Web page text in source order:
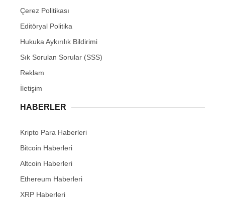
Çerez Politikası
Editöryal Politika
Hukuka Aykırılık Bildirimi
Sık Sorulan Sorular (SSS)
Reklam
İletişim
HABERLER
Kripto Para Haberleri
Bitcoin Haberleri
Altcoin Haberleri
Ethereum Haberleri
XRP Haberleri